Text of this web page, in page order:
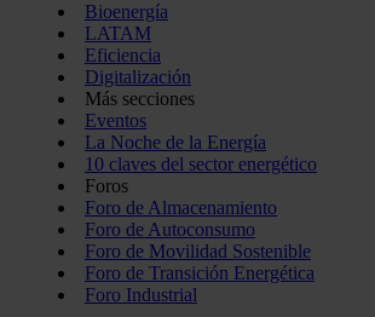
Bioenergía
LATAM
Eficiencia
Digitalización
Más secciones
Eventos
La Noche de la Energía
10 claves del sector energético
Foros
Foro de Almacenamiento
Foro de Autoconsumo
Foro de Movilidad Sostenible
Foro de Transición Energética
Foro Industrial